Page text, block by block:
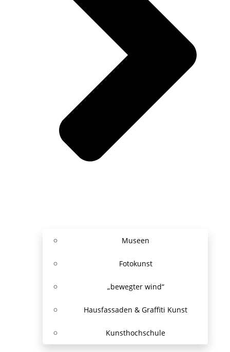
Museen
Fotokunst
„bewegter wind“
Hausfassaden & Graffiti Kunst
Kunsthochschule